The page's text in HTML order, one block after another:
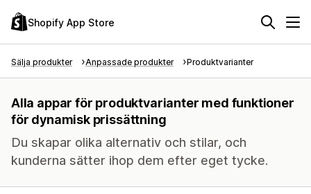
Shopify App Store
Sälja produkter Anpassade produkter Produktvarianter
Alla appar för produktvarianter med funktioner
för dynamisk prissättning
Du skapar olika alternativ och stilar, och
kunderna sätter ihop dem efter eget tycke.